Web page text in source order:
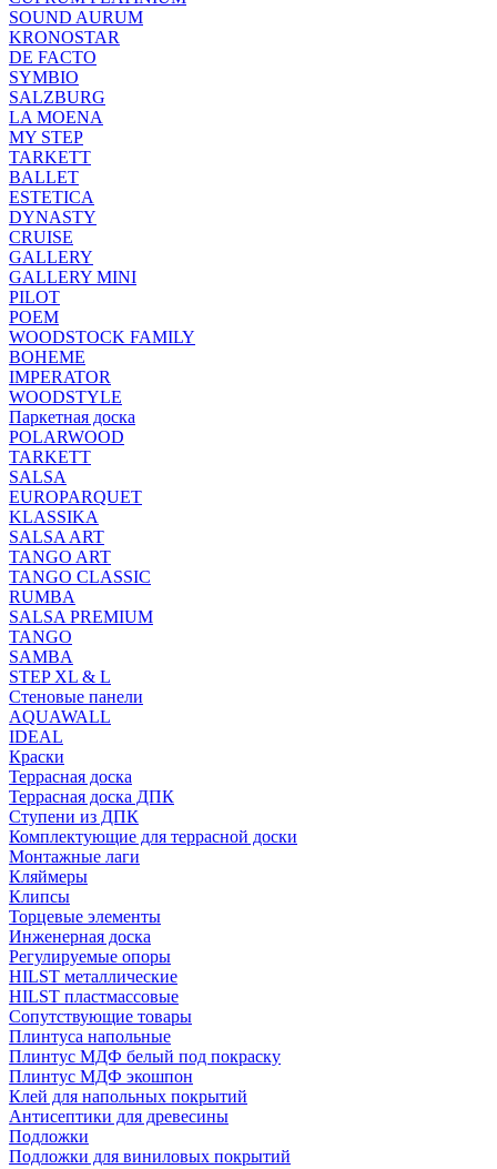
SOUND AURUM
KRONOSTAR
DE FACTO
SYMBIO
SALZBURG
LA MOENA
MY STEP
TARKETT
BALLET
ESTETICA
DYNASTY
CRUISE
GALLERY
GALLERY MINI
PILOT
POEM
WOODSTOCK FAMILY
BOHEME
IMPERATOR
WOODSTYLE
Паркетная доска
POLARWOOD
TARKETT
SALSA
EUROPARQUET
KLASSIKA
SALSA ART
TANGO ART
TANGO CLASSIC
RUMBA
SALSA PREMIUM
TANGO
SAMBA
STEP XL & L
Стеновые панели
AQUAWALL
IDEAL
Краски
Террасная доска
Террасная доска ДПК
Ступени из ДПК
Комплектующие для террасной доски
Монтажные лаги
Кляймеры
Клипсы
Торцевые элементы
Инженерная доска
Регулируемые опоры
HILST металлические
HILST пластмассовые
Сопутствующие товары
Плинтуса напольные
Плинтус МДФ белый под покраску
Плинтус МДФ экошпон
Клей для напольных покрытий
Антисептики для древесины
Подложки
Подложки для виниловых покрытий